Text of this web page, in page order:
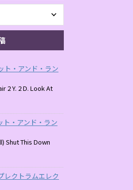
ト・アンド・ラン
2 Y. 2 D. Look At
ト・アンド・ラン
Shut This Down
レクトラムエレク